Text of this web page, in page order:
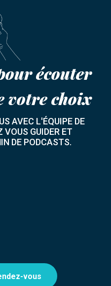
écouter
votre choix
AVEC L'ÉQUIPE DE
GUIDER ET
DE PODCASTS.
vous